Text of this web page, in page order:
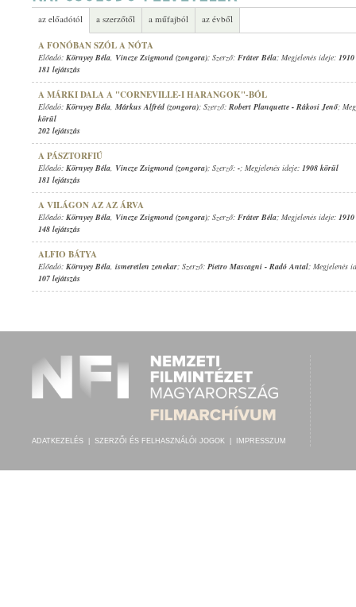
az előadótól a szerzőtől a műfajból az évből
A FONÓBAN SZÓL A NÓTA
Előadó: Környey Béla, Vincze Zsigmond (zongora); Szerző: Fráter Béla; Megjelenés ideje:
181 lejátszás
A MÁRKI DALA A "CORNEVILLE-I HARANGOK"-BÓL
Előadó: Környey Béla, Márkus Alfréd (zongora); Szerző: Robert Planquette - Rákosi Jenő;
körül
202 lejátszás
A PÁSZTORFIÚ
Előadó: Környey Béla, Vincze Zsigmond (zongora); Szerző: -; Megjelenés ideje: 1908 körül
181 lejátszás
A VILÁGON AZ AZ ÁRVA
Előadó: Környey Béla, Vincze Zsigmond (zongora); Szerző: Fráter Béla; Megjelenés ideje:
148 lejátszás
ALFIO BÁTYA
Előadó: Környey Béla, ismeretlen zenekar; Szerző: Pietro Mascagni - Radó Antal; Megjelenés
107 lejátszás
ADATKEZELÉS SZERZŐI ÉS FELHASZNÁLÓI JOGOK IMPRESSZUM